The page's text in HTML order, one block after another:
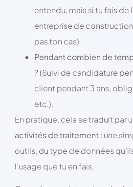
entendu, mais si tu fais de
entreprise de construction
pas ton cas)
Pendant combien de
?(Suivi de candidature
client pendant 3 ans,
etc.).
En pratique, cela se traduit par
activités de traitement : une
outils, du type de données
l’usage que tu en fais.